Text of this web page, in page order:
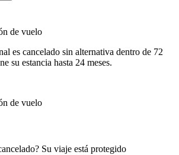
de vuelo
es cancelado sin alternativa dentro de 72
su estancia hasta 24 meses.
de vuelo
Su viaje está protegido